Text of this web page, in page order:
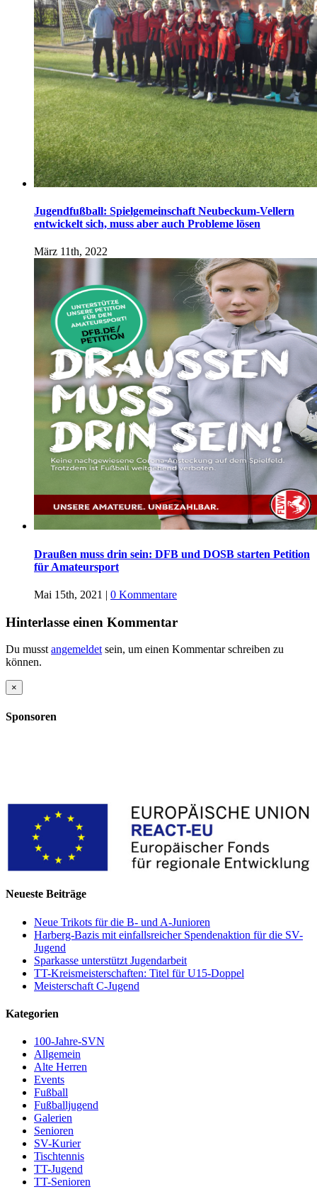
Jugendfußball: Spielgemeinschaft Neubeckum-Vellern
entwickelt sich, muss aber auch Probleme lösen
März 11th, 2022
Draußen muss drin sein: DFB und DOSB starten Petition
für Amateursport
Mai 15th, 2021 | 0 Kommentare
Hinterlasse einen Kommentar
Du musstangemeldetsein, um einen Kommentar schreiben zu
können.
Close
product
view
×
Sponsoren
Neueste Beiträge
Neue Trikots für die B- und A-Junioren
Harberg-Bazis mit einfallsreicher Spendenaktion für die SV-
Jugend
Sparkasse unterstützt Jugendarbeit
TT-Kreismeisterschaften: Titel für U15-Doppel
Meisterschaft C-Jugend
Kategorien
100-Jahre-SVN
Allgemein
Alte Herren
Events
Fußball
Fußballjugend
Galerien
Senioren
SV-Kurier
Tischtennis
TT-Jugend
TT-Senioren